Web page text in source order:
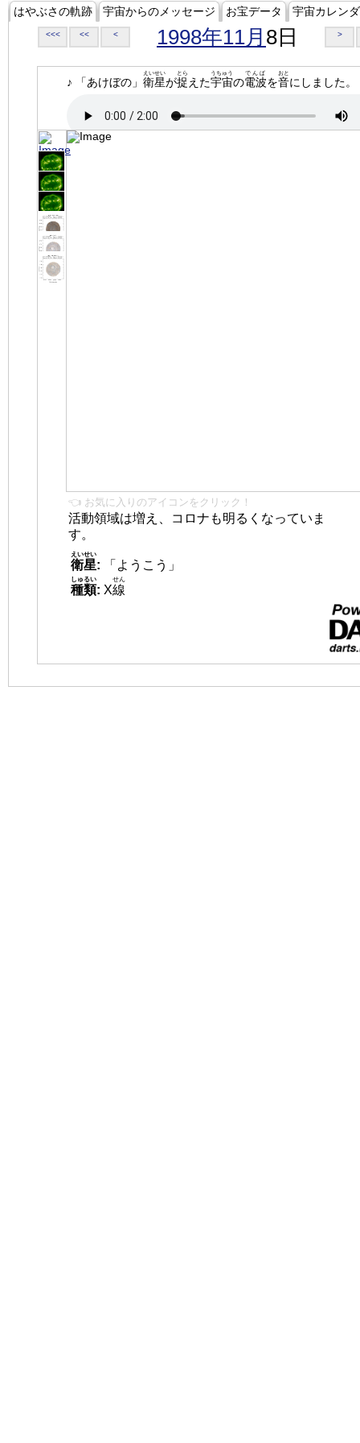
はやぶさの軌跡 宇宙からのメッセージ お宝データ 宇宙カレン
<<< << < 1998年11月 8日 >
♪ 「あけぼの」 衛星
えいせい
が捉
とら
えた宇宙
うちゅう
の電波
でんぱ
を音
おと
にしました。
👈 お気に入りのアイコンをクリック！
活動領域は増え、コロナも明るくなっていま
す。
衛星
えいせい
:
「ようこう」
種類
しゅるい
: X線
せん